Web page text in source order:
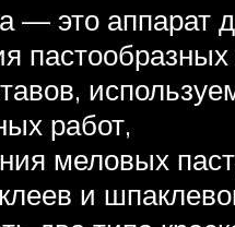
— это аппарат
работ,
меловых
и